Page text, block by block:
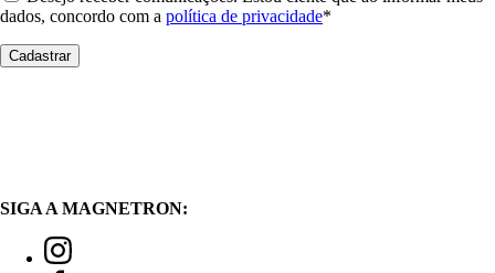
dados, concordo com a política de privacidade*
SIGA A MAGNETRON: